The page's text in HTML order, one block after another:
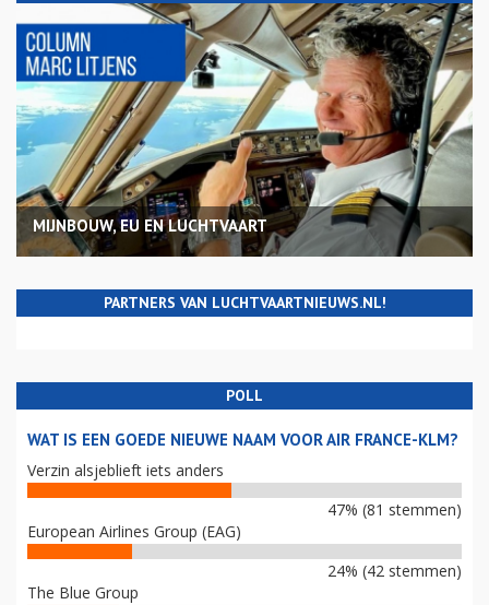
MIJNBOUW, EU EN LUCHTVAART
PARTNERS VAN LUCHTVAARTNIEUWS.NL!
POLL
WAT IS EEN GOEDE NIEUWE NAAM VOOR AIR FRANCE-KLM?
Verzin alsjeblieft iets anders
47% (81 stemmen)
European Airlines Group (EAG)
24% (42 stemmen)
The Blue Group